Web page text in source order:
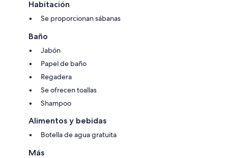
Habitación
Se proporcionan sábanas
Baño
Jabón
Papel de baño
Regadera
Se ofrecen toallas
Shampoo
Alimentos y bebidas
Botella de agua gratuita
Más